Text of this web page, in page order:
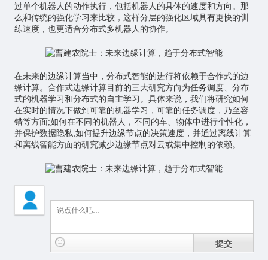
过单个机器人的动作执行，包括机器人的具体的速度和方向。那
么和传统的强化学习来比较，这样分层的强化区域具有更快的训
练速度，也更适合分布式多机器人的协作。
在未来的边缘计算当中，分布式智能的进行将依赖于合作式的边
缘计算。合作式边缘计算目前的三大研究方向为任务调度、分布
式的机器学习和分布式的自主学习。具体来说，我们将研究如何
在实时的情况下做到可靠的机器学习，可靠的任务调度，乃至容
错等方面;如何在不同的机器人，不同的车、物体中进行个性化，
并保护数据隐私;如何提升边缘节点的决策速度，并通过离线计算
和离线智能方面的研究减少边缘节点对云或集中控制的依赖。
提交